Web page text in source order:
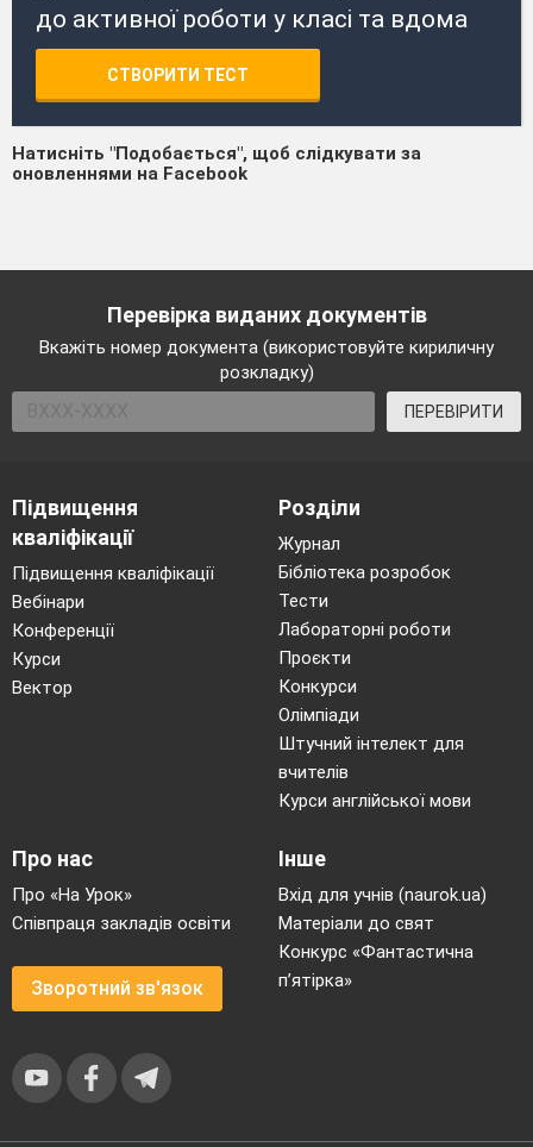
до активної роботи у класі та вдома
СТВОРИТИ ТЕСТ
Натисніть "Подобається", щоб слідкувати за
оновленнями на Facebook
Перевірка виданих документів
Вкажіть номер документа (використовуйте кириличну
розкладку)
ПЕРЕВІРИТИ
Підвищення
кваліфікації
Підвищення кваліфікації
Вебінари
Конференції
Курси
Вектор
Розділи
Журнал
Бібліотека розробок
Тести
Лабораторні роботи
Проєкти
Конкурси
Олімпіади
Штучний інтелект для
вчителів
Курси англійської мови
Про нас
Про «На Урок»
Співпраця закладів освіти
Зворотний зв'язок
Інше
Вхід для учнів (naurok.ua)
Матеріали до свят
Конкурс «Фантастична
п’ятірка»